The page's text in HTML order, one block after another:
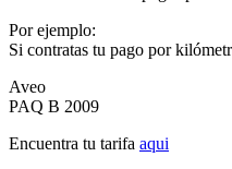
Por ejemplo:
Si contratas tu pago por
Aveo
PAQ B 2009
Encuentra tu tarifa aqui